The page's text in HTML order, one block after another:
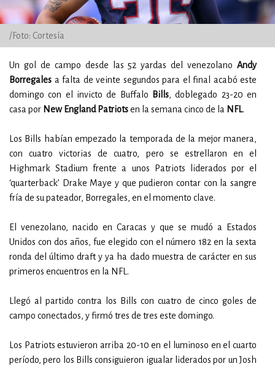
/Foto: Cortesía
Un gol de campo desde las 52 yardas del venezolano Andy
Borregales a falta de veinte segundos para el final acabó este
domingo con el invicto de Buffalo
Bills, doblegado 23-20 en
casa por New England Patriotsen la semana cinco de la NFL.
Los Bills habían empezado la temporada de la mejor manera,
con cuatro victorias de cuatro, pero se estrellaron en el
Highmark Stadium frente a unos Patriots liderados por el
‘quarterback’ Drake Maye y que pudieron contar con la sangre
fría de su pateador, Borregales, en el momento clave.
El venezolano, nacido en Caracas y que se mudó a Estados
Unidos con dos años, fue elegido con el número 182 en la sexta
ronda del último draft y ya ha dado muestra de carácter en sus
primeros encuentros en la NFL.
Llegó al partido contra los Bills con cuatro de cinco goles de
campo conectados, y firmó tres de tres este domingo.
Los Patriots estuvieron arriba 20-10 en el luminoso en el cuarto
período, pero los Bills consiguieron igualar liderados por un Josh